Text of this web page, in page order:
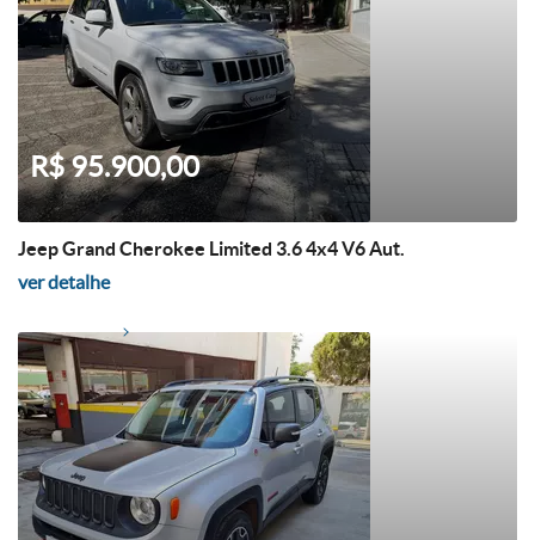
R$ 95.900,00
Jeep Grand Cherokee Limited 3.6 4x4 V6 Aut.
ver detalhe